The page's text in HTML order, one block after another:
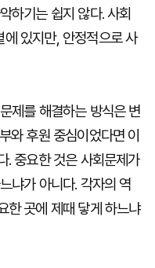
하기는 쉽지 않다. 사회
있지만, 안정적으로 사
제를 해결하는 방식은 변
와 후원 중심이었다면 이
. 중요한 것은 사회문제가
냐가 아니다. 각자의 역
한 곳에 제때 닿게 하느냐